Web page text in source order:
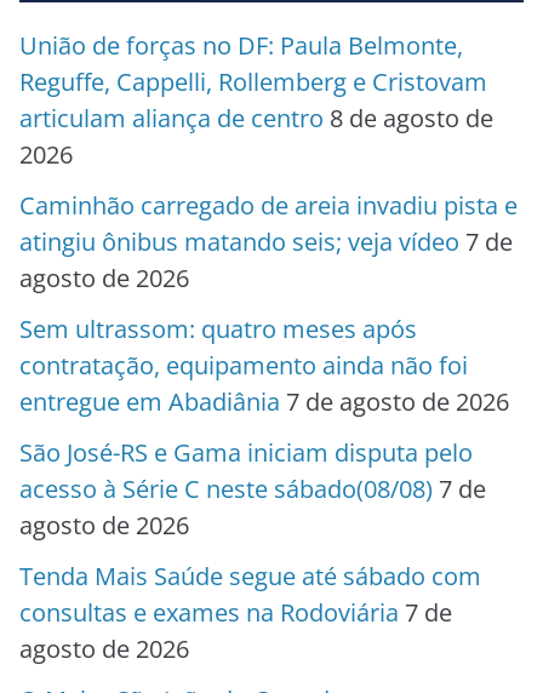
União de forças no DF: Paula Belmonte,
Reguffe, Cappelli, Rollemberg e Cristovam
articulam aliança de centro 8 de agosto de
2026
Caminhão carregado de areia invadiu pista e
atingiu ônibus matando seis; veja vídeo 7 de
agosto de 2026
Sem ultrassom: quatro meses após
contratação, equipamento ainda não foi
entregue em Abadiânia 7 de agosto de 2026
São José-RS e Gama iniciam disputa pelo
acesso à Série C neste sábado(08/08) 7 de
agosto de 2026
Tenda Mais Saúde segue até sábado com
consultas e exames na Rodoviária 7 de
agosto de 2026